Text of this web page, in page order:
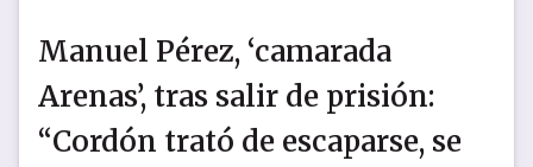
Manuel Pérez, ‘camarada
Arenas’, tras salir de prisión:
“Cordón trató de escaparse, se